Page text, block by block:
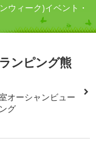
ウィーク)イベント・
ンピング熊
オーシャンビュー
グ